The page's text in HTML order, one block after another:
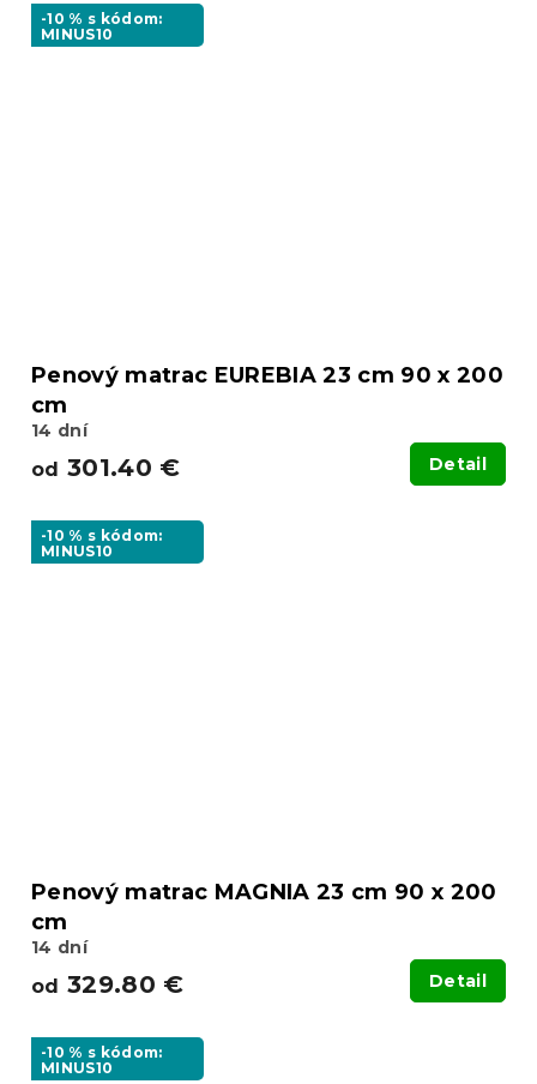
-10 % s kódom:
MINUS10
Penový matrac EUREBIA 23 cm 90 x 200
cm
14 dní
od 301.40 € Detail
-10 % s kódom:
MINUS10
Penový matrac MAGNIA 23 cm 90 x 200
cm
14 dní
od 329.80 € Detail
-10 % s kódom:
MINUS10